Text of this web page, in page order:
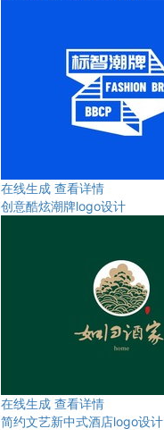
在线生成 查看详情
创意酷炫潮牌logo设计
在线生成 查看详情
简约文艺新中式酒店logo设计